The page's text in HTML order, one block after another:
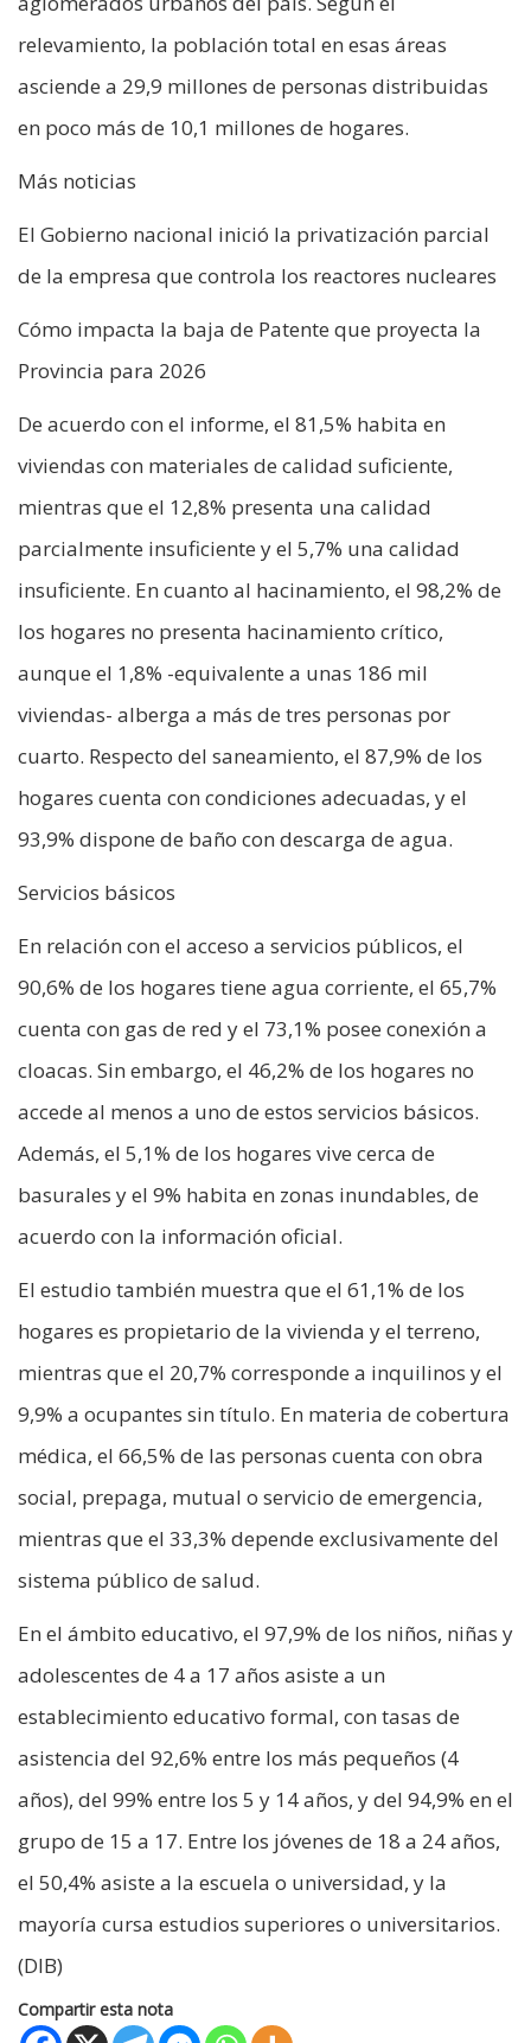
relevamiento, la población total en esas áreas
asciende a 29,9 millones de personas distribuidas
en poco más de 10,1 millones de hogares.
Más noticias
El Gobierno nacional inició la privatización parcial
de la empresa que controla los reactores nucleares
Cómo impacta la baja de Patente que proyecta la
Provincia para 2026
De acuerdo con el informe, el 81,5% habita en
viviendas con materiales de calidad suficiente,
mientras que el 12,8% presenta una calidad
parcialmente insuficiente y el 5,7% una calidad
insuficiente. En cuanto al hacinamiento, el 98,2% de
los hogares no presenta hacinamiento crítico,
aunque el 1,8% -equivalente a unas 186 mil
viviendas- alberga a más de tres personas por
cuarto. Respecto del saneamiento, el 87,9% de los
hogares cuenta con condiciones adecuadas, y el
93,9% dispone de baño con descarga de agua.
Servicios básicos
En relación con el acceso a servicios públicos, el
90,6% de los hogares tiene agua corriente, el 65,7%
cuenta con gas de red y el 73,1% posee conexión a
cloacas. Sin embargo, el 46,2% de los hogares no
accede al menos a uno de estos servicios básicos.
Además, el 5,1% de los hogares vive cerca de
basurales y el 9% habita en zonas inundables, de
acuerdo con la información oficial.
El estudio también muestra que el 61,1% de los
hogares es propietario de la vivienda y el terreno,
mientras que el 20,7% corresponde a inquilinos y el
9,9% a ocupantes sin título. En materia de cobertura
médica, el 66,5% de las personas cuenta con obra
social, prepaga, mutual o servicio de emergencia,
mientras que el 33,3% depende exclusivamente del
sistema público de salud.
En el ámbito educativo, el 97,9% de los niños, niñas y
adolescentes de 4 a 17 años asiste a un
establecimiento educativo formal, con tasas de
asistencia del 92,6% entre los más pequeños (4
años), del 99% entre los 5 y 14 años, y del 94,9% en el
grupo de 15 a 17. Entre los jóvenes de 18 a 24 años,
el 50,4% asiste a la escuela o universidad, y la
mayoría cursa estudios superiores o universitarios.
(DIB)
Compartir esta nota